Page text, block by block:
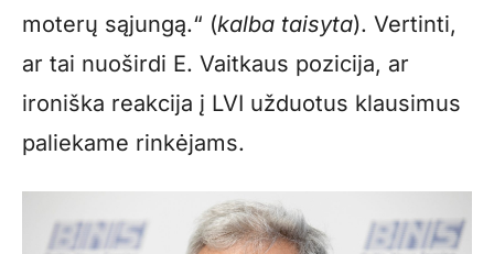
moterų sąjungą.“ (kalba taisyta). Vertinti,
ar tai nuoširdi E. Vaitkaus pozicija, ar
ironiška reakcija į LVI užduotus klausimus
paliekame rinkėjams.